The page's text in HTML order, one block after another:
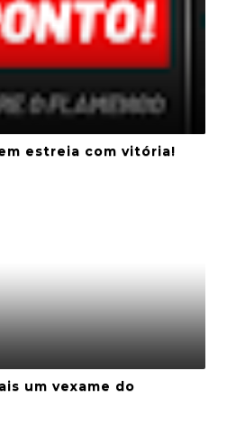
estreia com vitória!
um vexame do